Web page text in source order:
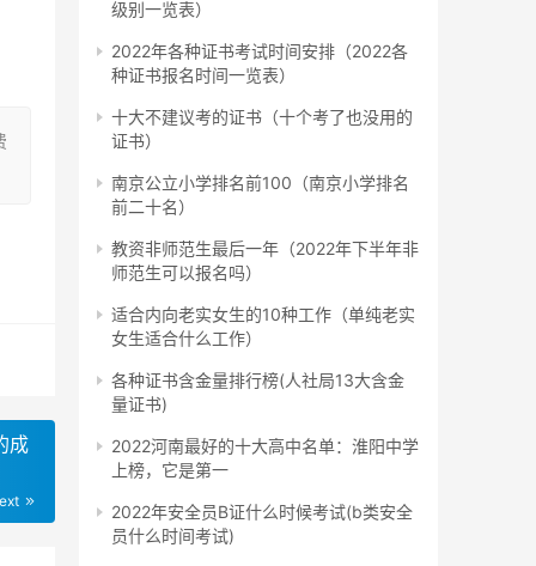
成
级别一览表）
2022年各种证书考试时间安排（2022各
种证书报名时间一览表）
十大不建议考的证书（十个考了也没用的
证书）
南京公立小学排名前100（南京小学排名
前二十名）
教资非师范生最后一年（2022年下半年非
师范生可以报名吗）
适合内向老实女生的10种工作（单纯老实
女生适合什么工作）
各种证书含金量排行榜(人社局13大含金
量证书)
2022河南最好的十大高中名单：淮阳中学
上榜，它是第一
2022年安全员B证什么时候考试(b类安全
员什么时间考试)